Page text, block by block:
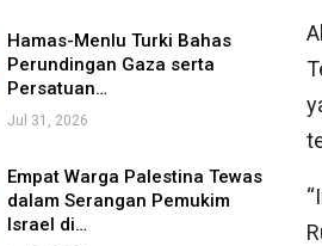
Hamas-Menlu Turki Bahas
Perundingan Gaza serta
Persatuan…
Jul 31, 2026
Empat Warga Palestina Tewas
dalam Serangan Pemukim
Israel di…